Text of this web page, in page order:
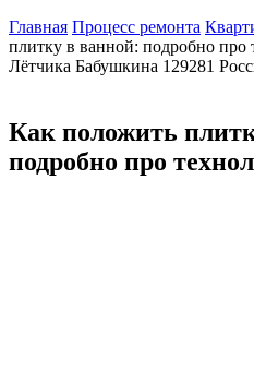
Главная Процесс ремонта
плитку в ванной: подробно про
Лётчика Бабушкина 129281
Как положить
подробно про